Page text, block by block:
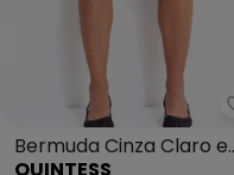
Bermuda Cinza Claro